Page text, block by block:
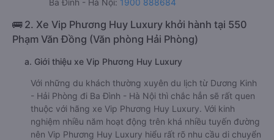
🚌 2. Xe Vip Phương Huy Luxury khởi hành tại 550
Phạm Văn Đồng (Văn phòng Hải Phòng)
a. Giới thiệu xe Vip Phương Huy Luxury
Với những du khách thường xuyên du lịch từ Dương Kinh
- Hải Phòng đi Ba Đình - Hà Nội thì chắc hẳn sẽ rất quen
thuộc với hãng xe Vip Phương Huy Luxury. Với kinh
nghiệm nhiều năm hoạt động trên khá nhiều tuyến đường
nên Vip Phương Huy Luxury hiểu rất rõ nhu cầu di chuyển